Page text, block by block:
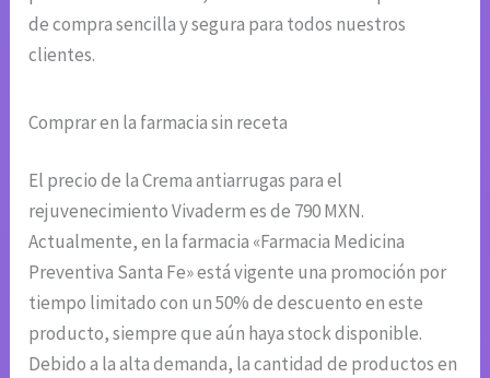
de compra sencilla y segura para todos nuestros
clientes.
Comprar en la farmacia sin receta
El precio de la Crema antiarrugas para el
rejuvenecimiento Vivaderm es de 790 MXN.
Actualmente, en la farmacia «Farmacia Medicina
Preventiva Santa Fe» está vigente una promoción por
tiempo limitado con un 50% de descuento en este
producto, siempre que aún haya stock disponible.
Debido a la alta demanda, la cantidad de productos en